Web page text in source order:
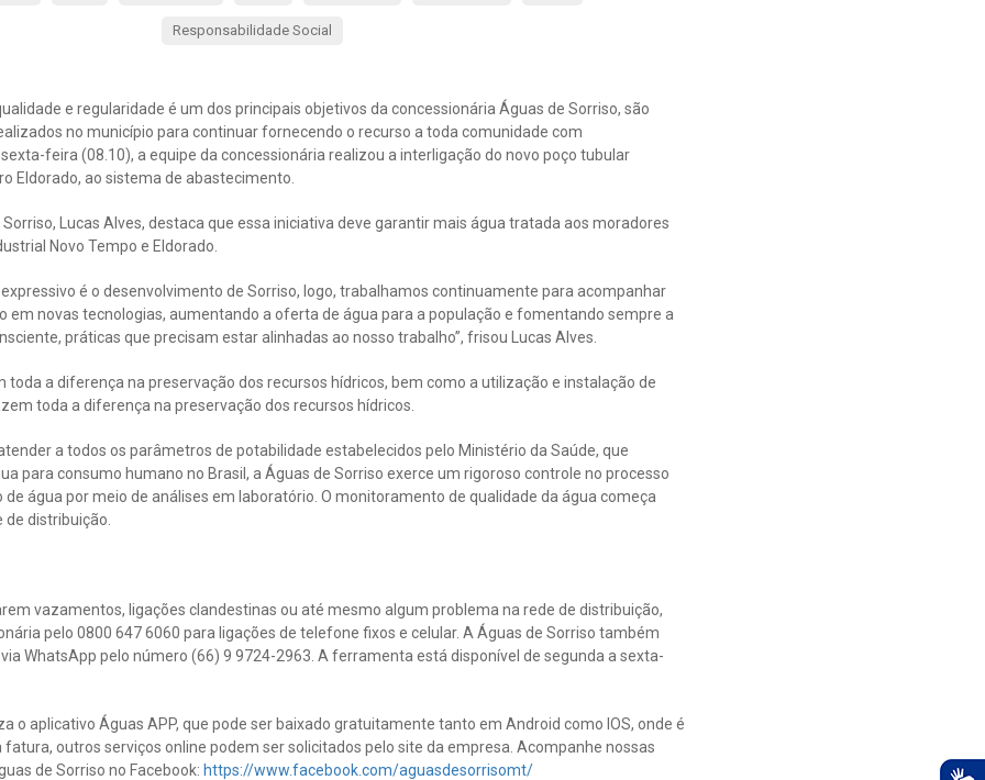
Responsabilidade Social
e regularidade é um dos principais objetivos da concessionária Águas de Sorriso, são
no município para continuar fornecendo o recurso a toda comunidade com
feira (08.10), a equipe da concessionária realizou a interligação do novo poço tubular
Eldorado, ao sistema de abastecimento.
Lucas Alves, destaca que essa iniciativa deve garantir mais água tratada aos moradores
Novo Tempo e Eldorado.
é o desenvolvimento de Sorriso, logo, trabalhamos continuamente para acompanhar
em novas tecnologias, aumentando a oferta de água para a população e fomentando sempre a
práticas que precisam estar alinhadas ao nosso trabalho”, frisou Lucas Alves.
toda a diferença na preservação dos recursos hídricos, bem como a utilização e instalação de
toda a diferença na preservação dos recursos hídricos.
a todos os parâmetros de potabilidade estabelecidos pelo Ministério da Saúde, que
para consumo humano no Brasil, a Águas de Sorriso exerce um rigoroso controle no processo
água por meio de análises em laboratório. O monitoramento de qualidade da água começa
distribuição.
vazamentos, ligações clandestinas ou até mesmo algum problema na rede de distribuição,
pelo 0800 647 6060 para ligações de telefone fixos e celular. A Águas de Sorriso também
WhatsApp pelo número (66) 9 9724-2963. A ferramenta está disponível de segunda a sexta-
o aplicativo Águas APP, que pode ser baixado gratuitamente tanto em Android como IOS, onde é
fatura, outros serviços online podem ser solicitados pelo site da empresa. Acompanhe nossas
de Sorriso no Facebook: https://www.facebook.com/aguasdesorrisomt/